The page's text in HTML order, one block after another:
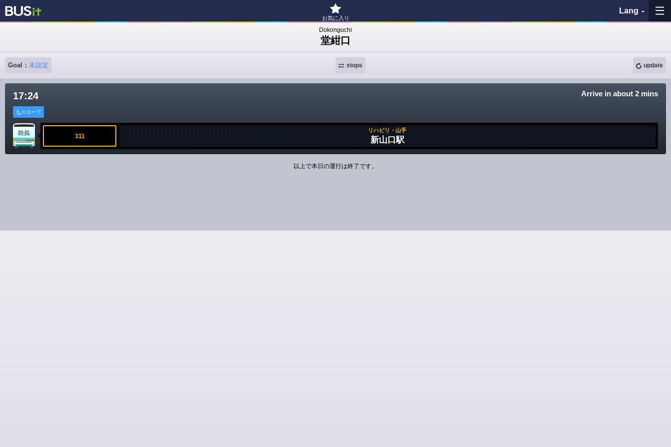
お気に入り
Lang
See the map
各バス会社リンク先
Dokonguchi
堂紺口
Goal： 未設定 update
stops
17:24 Arrive in about 2 mins
スロープ
311
リハビリ・山手
新山口駅
以上で本日の運行は終了です。